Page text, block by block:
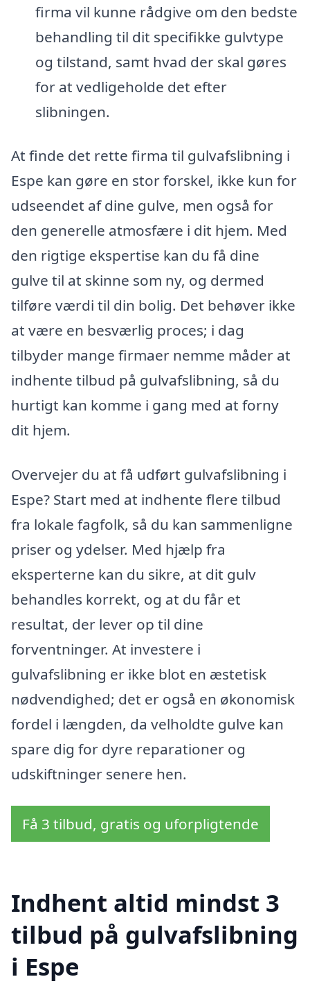
firma vil kunne rådgive om den bedste
behandling til dit specifikke gulvtype
og tilstand, samt hvad der skal gøres
for at vedligeholde det efter
slibningen.
At finde det rette firma til gulvafslibning i
Espe kan gøre en stor forskel, ikke kun for
udseendet af dine gulve, men også for
den generelle atmosfære i dit hjem. Med
den rigtige ekspertise kan du få dine
gulve til at skinne som ny, og dermed
tilføre værdi til din bolig. Det behøver ikke
at være en besværlig proces; i dag
tilbyder mange firmaer nemme måder at
indhente tilbud på gulvafslibning, så du
hurtigt kan komme i gang med at forny
dit hjem.
Overvejer du at få udført gulvafslibning i
Espe? Start med at indhente flere tilbud
fra lokale fagfolk, så du kan sammenligne
priser og ydelser. Med hjælp fra
eksperterne kan du sikre, at dit gulv
behandles korrekt, og at du får et
resultat, der lever op til dine
forventninger. At investere i
gulvafslibning er ikke blot en æstetisk
nødvendighed; det er også en økonomisk
fordel i længden, da velholdte gulve kan
spare dig for dyre reparationer og
udskiftninger senere hen.
Få 3 tilbud, gratis og uforpligtende
Indhent altid mindst 3
tilbud på gulvafslibning
i Espe